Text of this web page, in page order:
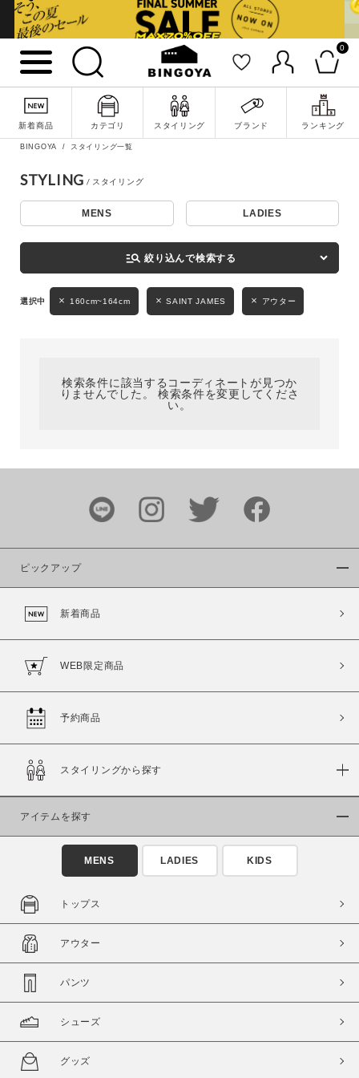
0
新着商品 カテゴリ スタイリング ブランド ランキング
詳細検索
KIDS
カラー
価格
～
商品タイプ
通常商品 予約商品
在庫
在庫あり 在庫なし含む
BINGOYA スタイリング一覧
STYLING
MENS LADIES
manage_search 絞り込んで検索する
160cm~164cm SAINT JAMES アウター
検索条件に該当するコーディネートが見つか
りませんでした。 検索条件を変更してくださ
い。
ピックアップ
新着商品
WEB限定商品
予約商品
スタイリングから探す
アイテムを探す
MENS LADIES KIDS
トップス
アウター
パンツ
シューズ
グッズ